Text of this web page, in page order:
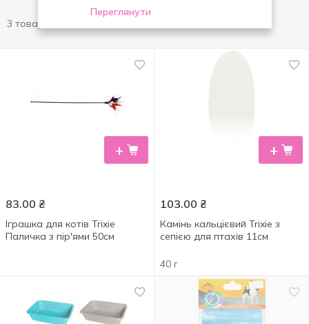
Переглянути
3 товари
+
83.00 ₴
Іграшка для котів Trixie
Паличка з пір'ями 50см
+
103.00 ₴
Камінь кальцієвий Trixie з
сепією для птахів 11см
40 г